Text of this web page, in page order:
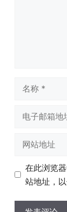
址
址
在此浏览
站地址，